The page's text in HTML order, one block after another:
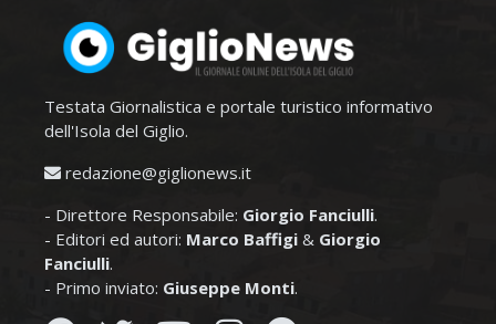
Testata Giornalistica e portale turistico informativo
dell'Isola del Giglio.
redazione@giglionews.it
- Direttore Responsabile: Giorgio Fanciulli.
- Editori ed autori: Marco Baffigi & Giorgio
Fanciulli.
- Primo inviato: Giuseppe Monti.